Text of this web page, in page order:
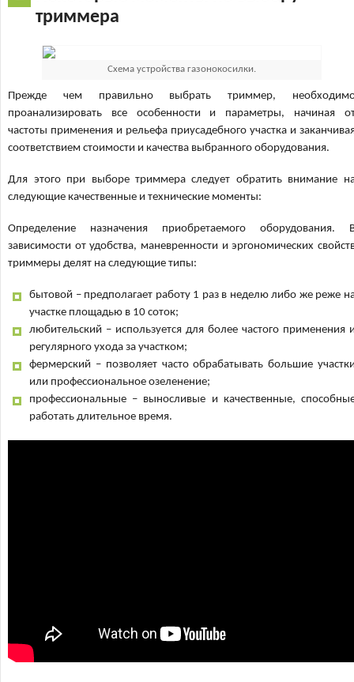
триммера
Схема устройства газонокосилки.
Прежде чем правильно выбрать триммер,
проанализировать все особенности и параметры, начиная
частоты применения и рельефа приусадебного участка и
соответствием стоимости и качества выбранного оборудования.
Для этого при выборе триммера следует обратить внимание
следующие качественные и технические моменты:
Определение назначения приобретаемого оборудования.
зависимости от удобства, маневренности и эргономических
триммеры делят на следующие типы:
бытовой – предполагает работу 1 раз в неделю либо же реже
участке площадью в 10 соток;
любительский – используется для более частого применения
регулярного ухода за участком;
фермерский – позволяет часто обрабатывать большие
или профессиональное озеленение;
профессиональные – выносливые и качественные,
работать длительное время.